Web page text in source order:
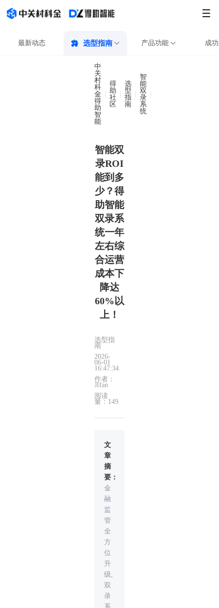
最新动态 选型指南 产品功能 成
中
关
村
科
金
得
助
智
能
得
助
社
区
选
型
指
南
智
能
双
录
系
统
智能双
录ROI
能到多
少？得
助智能
双录系
统一年
左右综
合运营
成本下
降达
60%以
上！
选型指
南
2026-
06-01
16:47:34
作者：
JIfan
阅读
量：149
文
章
摘
要：
金
融
监
管
全
方
位
升
级,
双
录